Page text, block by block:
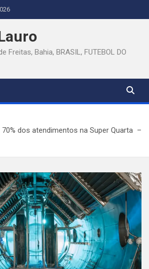
Freitas, Bahia, BRASIL, FUTEBOL DO
dos atendimentos na Super Quarta –